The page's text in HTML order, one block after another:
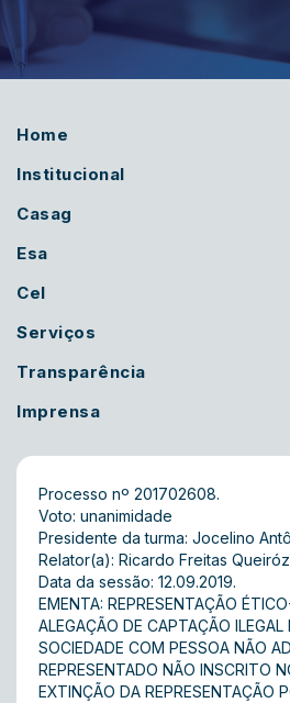
Home
Institucional
Casag
Esa
Cel
Serviços
Transparência
Imprensa
Processo nº 201702608.
Voto: unanimidade
Presidente da turma: Jocelino
Relator(a): Ricardo Freitas
Data da sessão: 12.09.2019.
EMENTA: REPRESENTAÇÃO
ALEGAÇÃO DE CAPTAÇÃO ILEGAL
SOCIEDADE COM PESSOA NÃO
REPRESENTADO NÃO INSCRITO
EXTINÇÃO DA REPRESENTAÇÃO